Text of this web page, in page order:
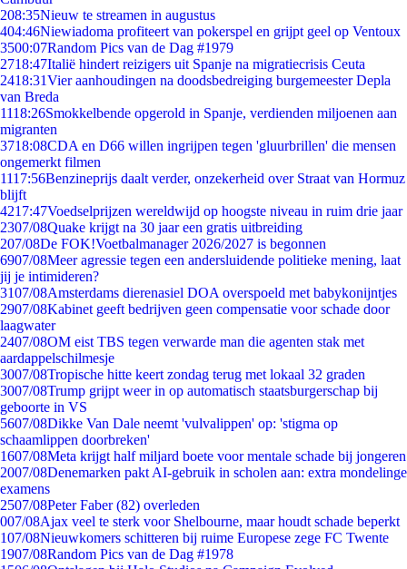
208:35Nieuw te streamen in augustus
404:46Niewiadoma profiteert van pokerspel en grijpt geel op Ventoux
3500:07Random Pics van de Dag #1979
2718:47Italië hindert reizigers uit Spanje na migratiecrisis Ceuta
2418:31Vier aanhoudingen na doodsbedreiging burgemeester Depla
van Breda
1118:26Smokkelbende opgerold in Spanje, verdienden miljoenen aan
migranten
3718:08CDA en D66 willen ingrijpen tegen 'gluurbrillen' die mensen
ongemerkt filmen
1117:56Benzineprijs daalt verder, onzekerheid over Straat van Hormuz
blijft
4217:47Voedselprijzen wereldwijd op hoogste niveau in ruim drie jaar
2307/08Quake krijgt na 30 jaar een gratis uitbreiding
207/08De FOK!Voetbalmanager 2026/2027 is begonnen
6907/08Meer agressie tegen een andersluidende politieke mening, laat
jij je intimideren?
3107/08Amsterdams dierenasiel DOA overspoeld met babykonijntjes
2907/08Kabinet geeft bedrijven geen compensatie voor schade door
laagwater
2407/08OM eist TBS tegen verwarde man die agenten stak met
aardappelschilmesje
3007/08Tropische hitte keert zondag terug met lokaal 32 graden
3007/08Trump grijpt weer in op automatisch staatsburgerschap bij
geboorte in VS
5607/08Dikke Van Dale neemt 'vulvalippen' op: 'stigma op
schaamlippen doorbreken'
1607/08Meta krijgt half miljard boete voor mentale schade bij jongeren
2007/08Denemarken pakt AI-gebruik in scholen aan: extra mondelinge
examens
2507/08Peter Faber (82) overleden
007/08Ajax veel te sterk voor Shelbourne, maar houdt schade beperkt
107/08Nieuwkomers schitteren bij ruime Europese zege FC Twente
1907/08Random Pics van de Dag #1978